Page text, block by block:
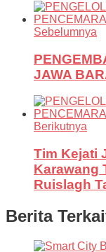
Sebelumnya
JAWA
Berikutnya
Tim Kejati
Karawang
Ruislagh
Berita